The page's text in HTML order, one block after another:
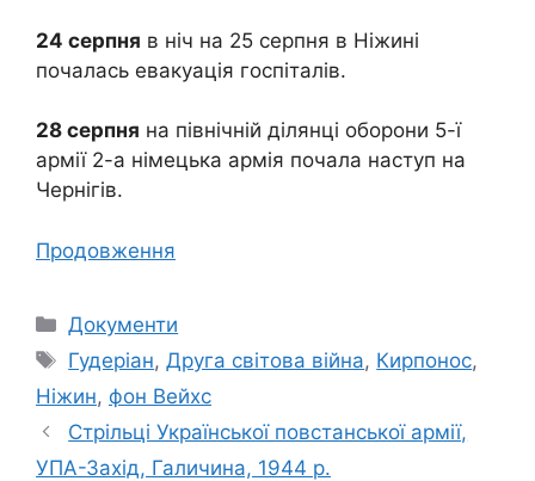
24 серпня в ніч на 25 серпня в Ніжині
почалась евакуація госпіталів.
28 серпня на північній ділянці оборони 5-ї
армії 2-а німецька армія почала наступ на
Чернігів.
Продовження
Категорії
Документи
Позначки
Гудеріан,Друга світова війна, Кирпонос,
Ніжин, фон Вейхс
Стрільці Української повстанської армії,
УПА-Захід, Галичина, 1944 р.